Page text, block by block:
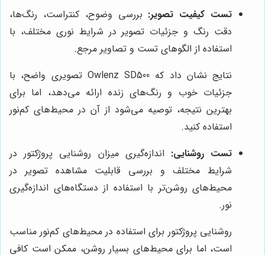
تست کیفیت تصویر: بررسی وضوح، کنتراست، رنگ‌ها،
دقت رنگ و جزئیات تصویر در شرایط نوری مختلف، با
استفاده از الگوهای تست و تصاویر مرجع.
نتایج نشان داد که Owlenz SD500 تصویری واضح، با
جزئیات خوب و رنگ‌های زنده ارائه می‌دهد، اما برای
بهترین نتیجه، توصیه می‌شود از آن در محیط‌های کم‌نور
استفاده کنید.
تست روشنایی: اندازه‌گیری میزان روشنایی پروژکتور در
شرایط مختلف و بررسی قابلیت مشاهده تصویر در
محیط‌های روشن‌تر با استفاده از دستگاه‌های اندازه‌گیری
نور.
روشنایی پروژکتور برای استفاده در محیط‌های کم‌نور مناسب
است، اما برای محیط‌های بسیار روشن، ممکن است کافی